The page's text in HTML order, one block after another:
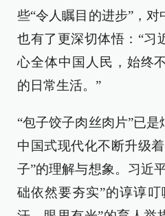
些“令人瞩目的进步”，
也有了更深切体悟：“习
心全体中国人民，始终
的日常生活。”
“包子饺子肉丝肉片”已
中国式现代化不断升级
子”的理解与想象。习近
础依然要夯实”的谆谆